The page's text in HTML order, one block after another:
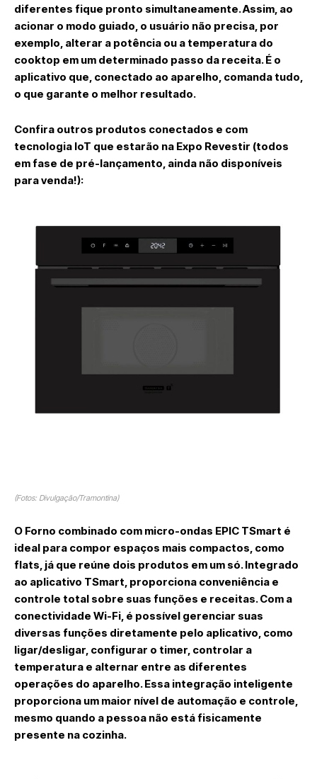
diferentes fique pronto simultaneamente. Assim, ao
acionar o modo guiado, o usuário não precisa, por
exemplo, alterar a potência ou a temperatura do
cooktop em um determinado passo da receita. É o
aplicativo que, conectado ao aparelho, comanda tudo,
o que garante o melhor resultado.
Confira outros produtos conectados e com
tecnologia IoT que estarão na Expo Revestir (todos
em fase de pré-lançamento, ainda não disponíveis
para venda!):
(Fotos: Divulgação/Tramontina)
O Forno combinado com micro-ondas EPIC TSmart é
ideal para compor espaços mais compactos, como
flats, já que reúne dois produtos em um só. Integrado
ao aplicativo TSmart, proporciona conveniência e
controle total sobre suas funções e receitas. Com a
conectividade Wi-Fi, é possível gerenciar suas
diversas funções diretamente pelo aplicativo, como
ligar/desligar, configurar o timer, controlar a
temperatura e alternar entre as diferentes
operações do aparelho. Essa integração inteligente
proporciona um maior nível de automação e controle,
mesmo quando a pessoa não está fisicamente
presente na cozinha.